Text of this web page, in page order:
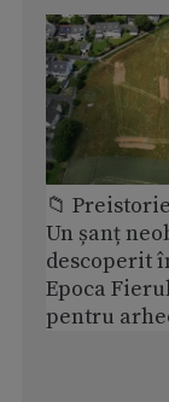
📁
Un șanț
descoperit
Epoca
pentru